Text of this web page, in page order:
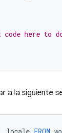
here to
a la siguiente
, locale FROM